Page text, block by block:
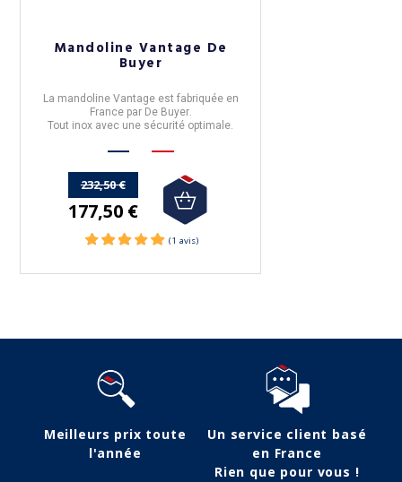
Mandoline Vantage De
Buyer
La mandoline Vantageest fabriquée en
Francepar De Buyer.
Tout inox avec une sécurité optimale.
232,50 €
177,50 €
Meilleurs prix toute
l'année
Un service client basé
en France
Rien que pour vous !